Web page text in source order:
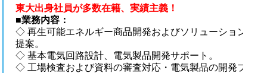
東大出身社員が多数在籍、実績主義！
■業務内容：
◇ 再生可能エネルギー商品開発およびソリューション
提案。
◇ 基本電気回路設計、電気製品開発サポート。
◇ 工場検査および資料の審査対応・電気製品の開発プ